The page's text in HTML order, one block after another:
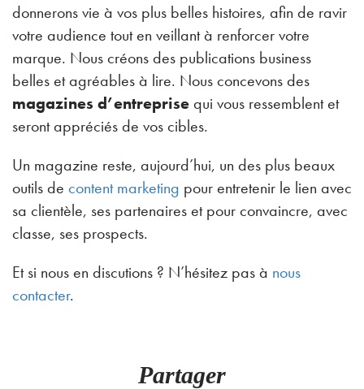
donnerons vie à vos plus belles histoires, afin de ravir
votre audience tout en veillant à renforcer votre
marque. Nous créons des publications business
belles et agréables à lire. Nous concevons des
magazines d’entreprisequi vous ressemblent et
seront appréciés de vos cibles.
Un magazine reste, aujourd’hui, un des plus beaux
outils de content marketing pour entretenir le lien avec
sa clientèle, ses partenaires et pour convaincre, avec
classe, ses prospects.
Et si nous en discutions ? N’hésitez pas à nous
contacter.
Partager